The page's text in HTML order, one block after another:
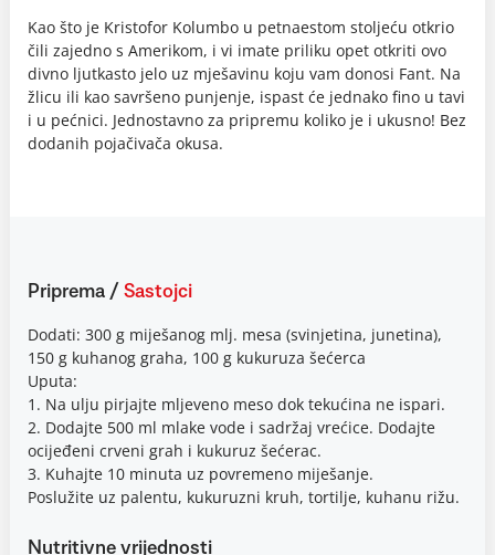
Kao što je Kristofor Kolumbo u petnaestom stoljeću otkrio
čili zajedno s Amerikom, i vi imate priliku opet otkriti ovo
divno ljutkasto jelo uz mješavinu koju vam donosi Fant. Na
žlicu ili kao savršeno punjenje, ispast će jednako fino u tavi
i u pećnici. Jednostavno za pripremu koliko je i ukusno! Bez
dodanih pojačivača okusa.
Priprema / Sastojci
Dodati: 300 g miješanog mlj. mesa (svinjetina, junetina),
150 g kuhanog graha, 100 g kukuruza šećerca
Uputa:
1. Na ulju pirjajte mljeveno meso dok tekućina ne ispari.
2. Dodajte 500 ml mlake vode i sadržaj vrećice. Dodajte
ocijeđeni crveni grah i kukuruz šećerac.
3. Kuhajte 10 minuta uz povremeno miješanje.
Poslužite uz palentu, kukuruzni kruh, tortilje, kuhanu rižu.
Nutritivne vrijednosti